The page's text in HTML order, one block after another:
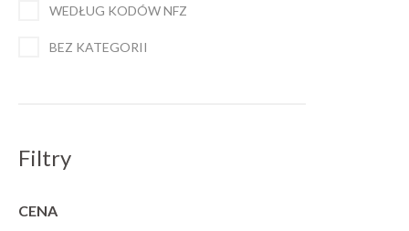
WEDŁUG KODÓW NFZ
BEZ KATEGORII
Filtry
CENA